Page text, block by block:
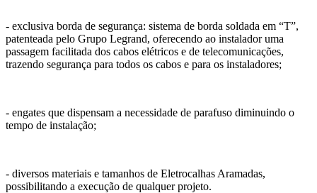
- exclusiva borda de segurança: sistema de borda soldada em “T”,
patenteada pelo Grupo Legrand, oferecendo ao instalador uma
passagem facilitada dos cabos elétricos e de telecomunicações,
trazendo segurança para todos os cabos e para os instaladores;
- engates que dispensam a necessidade de parafuso diminuindo o
tempo de instalação;
- diversos materiais e tamanhos de Eletrocalhas Aramadas,
possibilitando a execução de qualquer projeto.